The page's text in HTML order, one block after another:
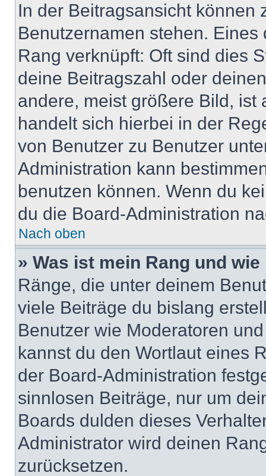
In der Beitragsansicht können
Benutzernamen stehen.
Rang verknüpft: Oft sind dies
deine Beitragszahl oder
andere, meist größere Bild, ist
handelt sich hierbei in der
von Benutzer zu Benutzer
Administration kann
benutzen können. Wenn du
du die Board-Administration
Nach oben
» Was ist mein Rang und
Ränge, die unter deinem
viele Beiträge du bislang
Benutzer wie Moderatoren
kannst du den Wortlaut eines
der Board-Administration
sinnlosen Beiträge, nur um
Boards dulden dieses
Administrator wird deinen
zurücksetzen.